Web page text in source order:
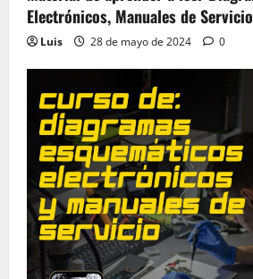
Electrónicos, Manuales de Servicio
Luis 28 de mayo de 2024 0